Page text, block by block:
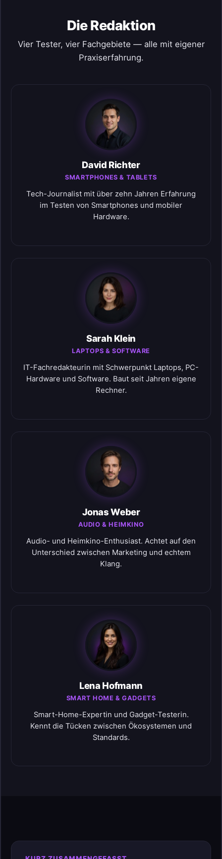
Die Redaktion
Vier Tester, vier Fachgebiete — alle mit eigener
Praxiserfahrung.
David Richter
SMARTPHONES & TABLETS
Tech-Journalist mit über zehn Jahren Erfahrung
im Testen von Smartphones und mobiler
Hardware.
Sarah Klein
LAPTOPS & SOFTWARE
IT-Fachredakteurin mit Schwerpunkt Laptops, PC-
Hardware und Software. Baut seit Jahren eigene
Rechner.
Jonas Weber
AUDIO & HEIMKINO
Audio- und Heimkino-Enthusiast. Achtet auf den
Unterschied zwischen Marketing und echtem
Klang.
Lena Hofmann
SMART HOME & GADGETS
Smart-Home-Expertin und Gadget-Testerin.
Kennt die Tücken zwischen Ökosystemen und
Standards.